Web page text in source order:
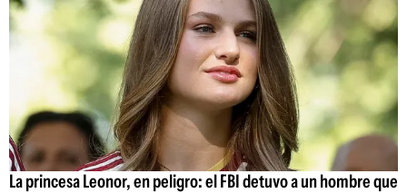
La princesa Leonor, en peligro: el FBI detuvo a un hombre que